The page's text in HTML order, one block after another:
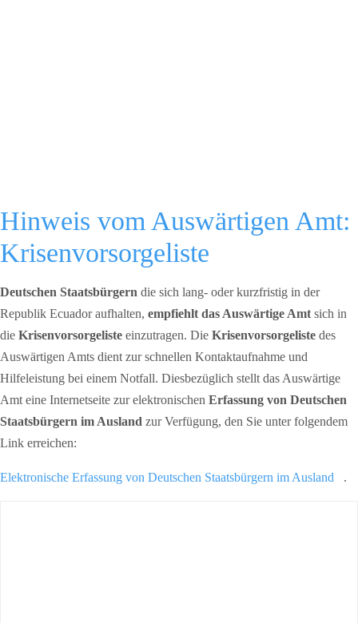
Hinweis vom Auswärtigen Amt:
Krisenvorsorgeliste
Deutschen Staatsbürgern die sich lang- oder kurzfristig in der
Republik Ecuador aufhalten, empfiehlt das Auswärtige Amt sich in
die Krisenvorsorgeliste einzutragen. Die Krisenvorsorgeliste des
Auswärtigen Amts dient zur schnellen Kontaktaufnahme und
Hilfeleistung bei einem Notfall. Diesbezüglich stellt das Auswärtige
Amt eine Internetseite zur elektronischen Erfassung von Deutschen
Staatsbürgern im Ausland zur Verfügung, den Sie unter folgendem
Link erreichen:
Elektronische Erfassung von Deutschen Staatsbürgern im Ausland .